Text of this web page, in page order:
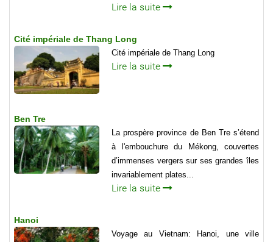
Lire la suite
Cité impériale de Thang Long
Cité impériale de Thang Long
Lire la suite
Ben Tre
La prospère province de Ben Tre s’étend
à l'embouchure du Mékong, couvertes
d’immenses vergers sur ses grandes îles
invariablement plates...
Lire la suite
Hanoi
Voyage au Vietnam: Hanoi, une ville